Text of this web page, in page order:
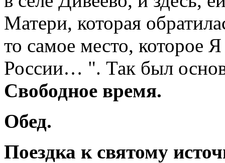
Матери, которая
то самое место, которое Я
России… ". Так был
Свободное время.
Обед.
Поездка к святому